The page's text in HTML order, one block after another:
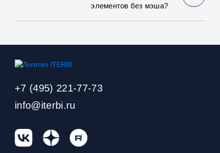
элементов без мэша?
+7 (495) 221-77-73
info@iterbi.ru